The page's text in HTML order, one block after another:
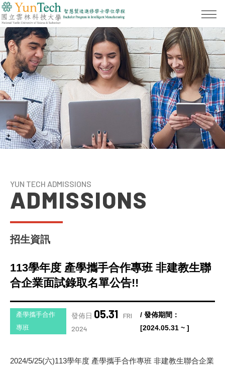
YUN TECH ADMISSIONS
ADMISSIONS
招生資訊
113學年度 產學攜手合作專班 非建教生聯
合企業面試錄取名單公告!!
產學攜手合作
專班
發佈日 05.31 FRI
2024
/ 發佈期間：
[2024.05.31 ~ ]
2024/5/25(六)113學年度 產學攜手合作專班 非建教生聯合企業